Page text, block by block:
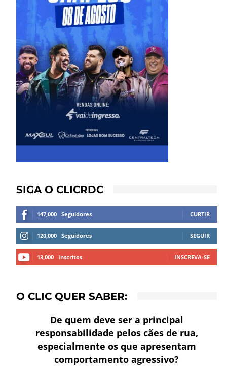
SIGA O CLICRDC
147,000 Seguidores CURTIR
120,000 Seguidores SEGUIR
13,000 Inscritos INSCREVA-SE
O CLIC QUER SABER:
De quem deve ser a principal
responsabilidade pelos cães de rua,
especialmente os que apresentam
comportamento agressivo?